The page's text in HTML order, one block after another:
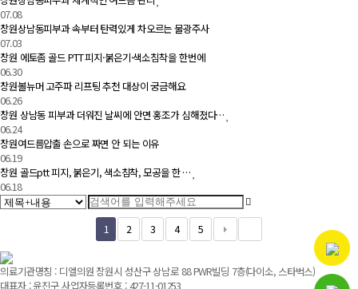
07.08
창원상남동피부과 속부터 탄력있게 차오르는 물광주사
07.03
창원 에토좀 골드 PTT 피지·붉은기·색소침착을 한번에
06.30
창원볼뉴머 고주파 리프팅 추천 대상이 궁금해요
06.26
창원 상남동 피부과 더워진 날씨에 안면 홍조가 심해졌다…
06.24
창원여드름압출 손으로 짜면 안 되는 이유
06.19
창원 골드ptt 피지, 붉은기, 색소침착, 모공을 한 …
06.18
1 2 3 4 5
의료기관명칭 : 디엘의원 창원시 성산구 상남로 88 PWR빌딩 7층(다이소, 스타벅스)
대표자 : 윤진구 사업자등록번호 : 427-11-01253